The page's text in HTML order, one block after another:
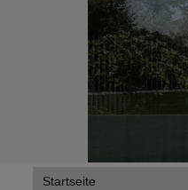
Startseite